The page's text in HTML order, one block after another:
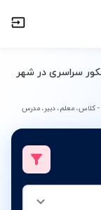
سراسری در شهر
معلم، دبیر، مدرس